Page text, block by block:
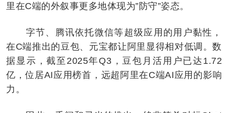
里在C端的外叙事更多地体现为”防守”姿态。
字节、腾讯依托微信等超级应用的用户黏性，
在C端推出的豆包、元宝都让阿里显得相对低调。数
据显示，截至2025年Q3，豆包月活用户已达1.72
亿，位居AI应用榜首，远超阿里在C端AI应用的影响
力。